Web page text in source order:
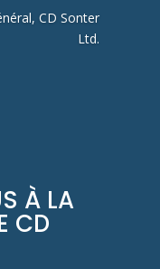
CD Sonter
Ltd.
À LA
CD